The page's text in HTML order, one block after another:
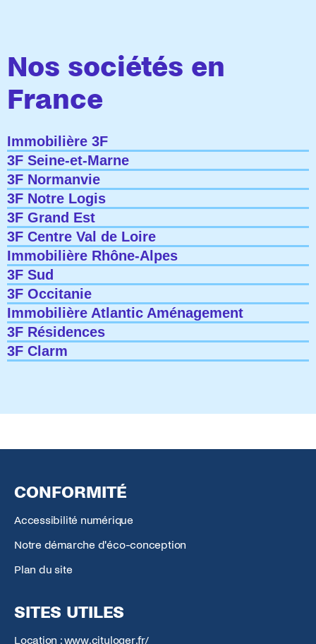
Nos sociétés en
France
Immobilière 3F
3F Seine-et-Marne
3F Normanvie
3F Notre Logis
3F Grand Est
3F Centre Val de Loire
Immobilière Rhône-Alpes
3F Sud
3F Occitanie
Immobilière Atlantic Aménagement
3F Résidences
3F Clarm
CONFORMITÉ
Accessibilité numérique
Notre démarche d'éco-conception
Plan du site
SITES UTILES
Location : www.cityloger.fr/